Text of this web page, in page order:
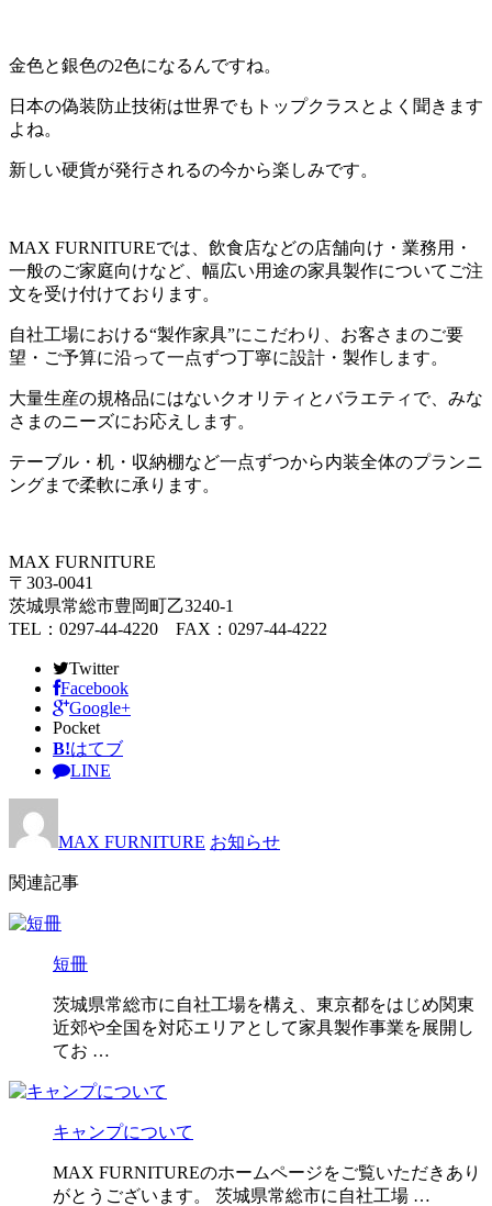
金色と銀色の2色になるんですね。
日本の偽装防止技術は世界でもトップクラスとよく聞きます
よね。
新しい硬貨が発行されるの今から楽しみです。
MAX FURNITUREでは、飲食店などの店舗向け・業務用・
一般のご家庭向けなど、幅広い用途の家具製作についてご注
文を受け付けております。
自社工場における“製作家具”にこだわり、お客さまのご要
望・ご予算に沿って一点ずつ丁寧に設計・製作します。
大量生産の規格品にはないクオリティとバラエティで、みな
さまのニーズにお応えします。
テーブル・机・収納棚など一点ずつから内装全体のプランニ
ングまで柔軟に承ります。
MAX FURNITURE
〒303-0041
茨城県常総市豊岡町乙3240-1
TEL：0297-44-4220 FAX：0297-44-4222
Twitter
Facebook
Google+
Pocket
B!はてブ
LINE
MAX FURNITURE お知らせ
関連記事
短冊
茨城県常総市に自社工場を構え、東京都をはじめ関東
近郊や全国を対応エリアとして家具製作事業を展開し
てお …
キャンプについて
MAX FURNITUREのホームページをご覧いただきあり
がとうございます。 茨城県常総市に自社工場 …